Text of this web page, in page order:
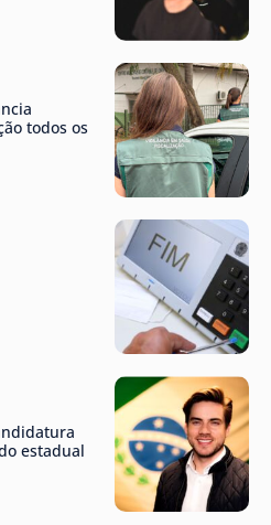
todos os
estadual